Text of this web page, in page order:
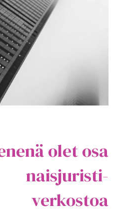
olet osa
naisjuristi-
verkostoa